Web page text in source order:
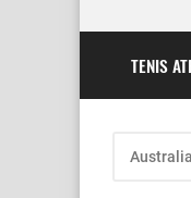
TENIS